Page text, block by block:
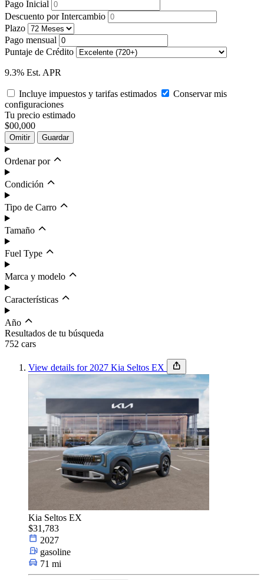
Pago Inicial
Descuento por Intercambio
Plazo
Pago mensual
Puntaje de Crédito
9.3% Est. APR
Incluye impuestos y tarifas estimados
Conservar mis
configuraciones
Tu precio estimado
$00,000
Omitir Guardar
Ordenar por
Condición
Tipo de Carro
Tamaño
Fuel Type
Marca y modelo
Características
Año
Budget
Set budget
Ordenar por
Tipo de Carro
Resultados de tu búsqueda
752 cars
View details for 2027 Kia Seltos EX
Kia Seltos EX
$31,783
2027
gasoline
71 mi